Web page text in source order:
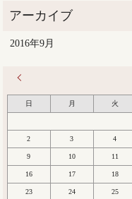
2016年9月
日 月 火
2 3 4
9 10 11
16 17 18
23 24 25